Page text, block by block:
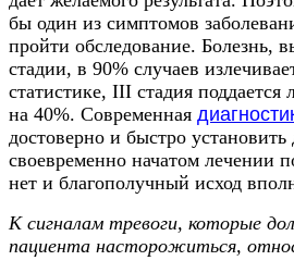
бы один из симптомов
пройти обследование. Болезнь,
стадии, в 90% случаев
статистике, III стадия
на 40%. Современная
достоверно и быстро
своевременно начатом лечении
нет и благополучный исход
К сигналам тревоги, которые
пациента насторожиться,